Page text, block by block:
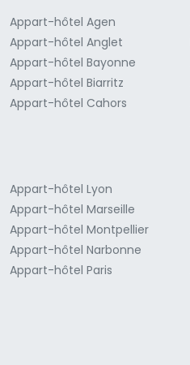
Appart-hôtel Agen
Appart-hôtel Anglet
Appart-hôtel Bayonne
Appart-hôtel Biarritz
Appart-hôtel Cahors
Appart-hôtel Lyon
Appart-hôtel Marseille
Appart-hôtel Montpellier
Appart-hôtel Narbonne
Appart-hôtel Paris